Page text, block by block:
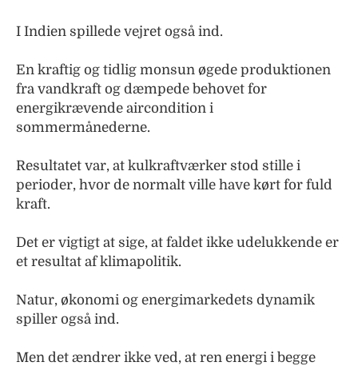
I Indien spillede vejret også ind.
En kraftig og tidlig monsun øgede produktionen
fra vandkraft og dæmpede behovet for
energikrævende aircondition i
sommermånederne.
Resultatet var, at kulkraftværker stod stille i
perioder, hvor de normalt ville have kørt for fuld
kraft.
Det er vigtigt at sige, at faldet ikke udelukkende er
et resultat af klimapolitik.
Natur, økonomi og energimarkedets dynamik
spiller også ind.
Men det ændrer ikke ved, at ren energi i begge